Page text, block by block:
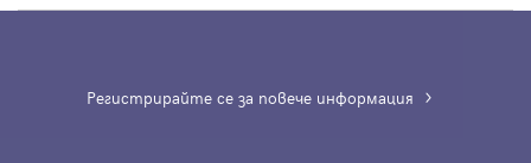
Регистрирайте се за повече информация